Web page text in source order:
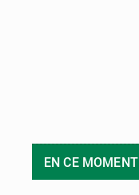
EN CE MOMENT